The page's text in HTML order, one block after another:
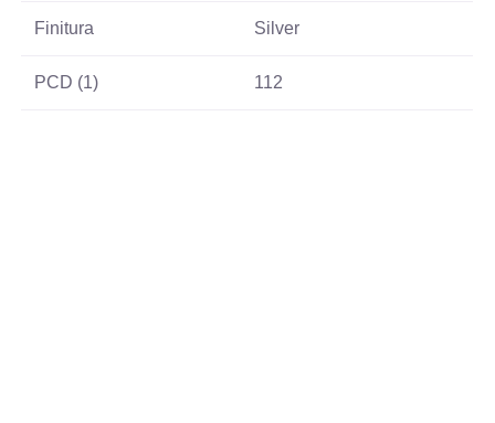
Finitura Silver
PCD (1) 112